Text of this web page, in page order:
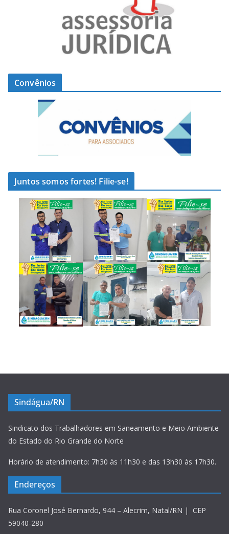
Convênios
Juntos somos fortes! Filie-se!
Sindágua/RN
Sindicato dos Trabalhadores em Saneamento e Meio Ambiente
do Estado do Rio Grande do Norte
Horário de atendimento: 7h30 às 11h30 e das 13h30 às 17h30.
Endereços
Rua Coronel José Bernardo, 944 – Alecrim, Natal/RN | CEP
59040-280